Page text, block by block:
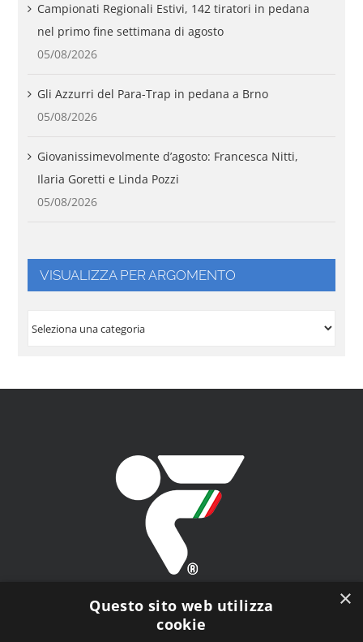
Campionati Regionali Estivi, 142 tiratori in pedana
nel primo fine settimana di agosto
05/08/2026
Gli Azzurri del Para-Trap in pedana a Brno
05/08/2026
Giovanissimevolmente d’agosto: Francesca Nitti,
Ilaria Goretti e Linda Pozzi
05/08/2026
VISUALIZZA PER ARGOMENTO
×
Questo sito web utilizza
cookie